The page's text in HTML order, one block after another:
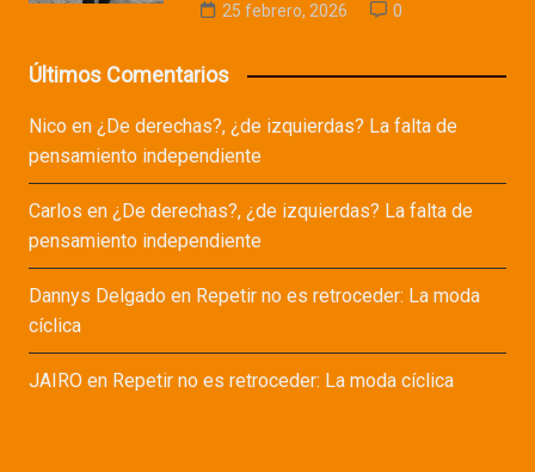
25 febrero, 2026
0
Últimos Comentarios
Nicoen ¿De derechas?, ¿de izquierdas? La falta de
pensamiento independiente
Carlos en ¿De derechas?, ¿de izquierdas? La falta de
pensamiento independiente
Dannys Delgadoen Repetir no es retroceder: La moda
cíclica
JAIROen Repetir no es retroceder: La moda cíclica